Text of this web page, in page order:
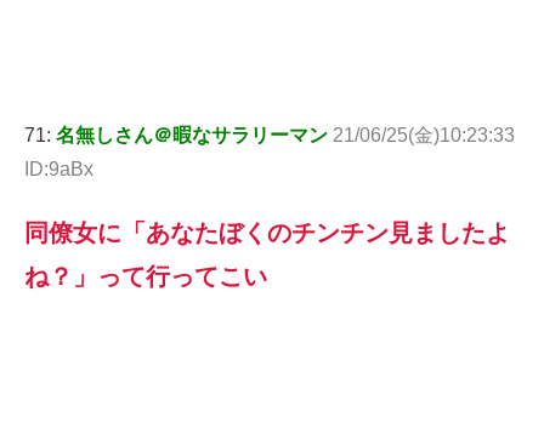
71: 名無しさん＠暇なサラリーマン 21/06/25(金)10:23:33
ID:9aBx
同僚女に「あなたぼくのチンチン見ましたよ
ね？」って行ってこい